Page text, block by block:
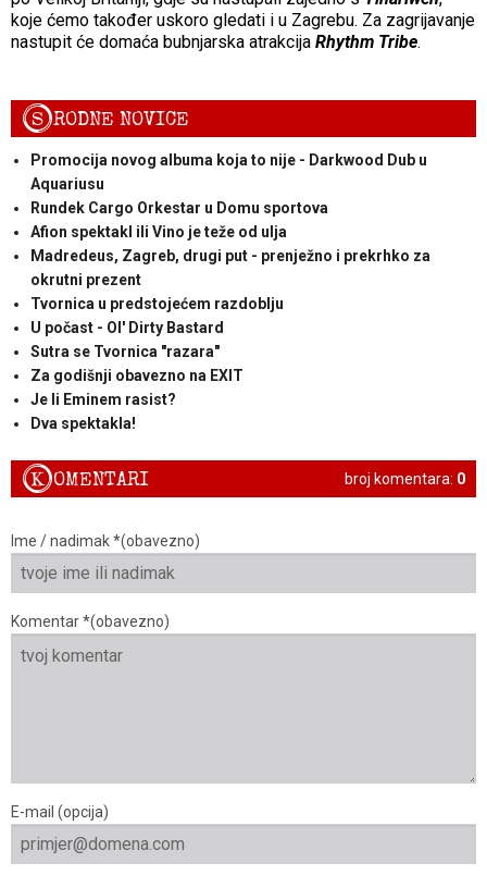
koje ćemo također uskoro gledati i u Zagrebu. Za zagrijavanje
nastupit će domaća bubnjarska atrakcija Rhythm Tribe.
SRODNE NOVICE
Promocija novog albuma koja to nije - Darkwood Dub u
Aquariusu
Rundek Cargo Orkestar u Domu sportova
Afion spektakl ili Vino je teže od ulja
Madredeus, Zagreb, drugi put - prenježno i prekrhko za
okrutni prezent
Tvornica u predstojećem razdoblju
U počast - Ol' Dirty Bastard
Sutra se Tvornica "razara"
Za godišnji obavezno na EXIT
Je li Eminem rasist?
Dva spektakla!
broj komentara: 0
KOMENTARI
Ime / nadimak *(obavezno)
Komentar *(obavezno)
E-mail (opcija)